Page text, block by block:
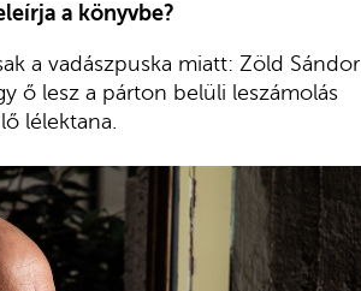
a könyvbe?
a vadászpuska miatt: Zöld Sándor
ő lesz a párton belüli leszámolás
lélektana.